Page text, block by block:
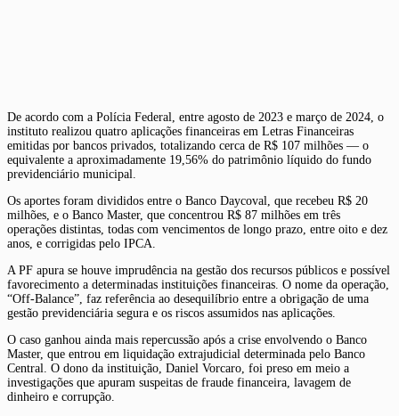
De acordo com a Polícia Federal, entre agosto de 2023 e março de 2024, o
instituto realizou quatro aplicações financeiras em Letras Financeiras
emitidas por bancos privados, totalizando cerca de R$ 107 milhões — o
equivalente a aproximadamente 19,56% do patrimônio líquido do fundo
previdenciário municipal.
Os aportes foram divididos entre o Banco Daycoval, que recebeu R$ 20
milhões, e o Banco Master, que concentrou R$ 87 milhões em três
operações distintas, todas com vencimentos de longo prazo, entre oito e dez
anos, e corrigidas pelo IPCA.
A PF apura se houve imprudência na gestão dos recursos públicos e possível
favorecimento a determinadas instituições financeiras. O nome da operação,
“Off-Balance”, faz referência ao desequilíbrio entre a obrigação de uma
gestão previdenciária segura e os riscos assumidos nas aplicações.
O caso ganhou ainda mais repercussão após a crise envolvendo o Banco
Master, que entrou em liquidação extrajudicial determinada pelo Banco
Central. O dono da instituição, Daniel Vorcaro, foi preso em meio a
investigações que apuram suspeitas de fraude financeira, lavagem de
dinheiro e corrupção.